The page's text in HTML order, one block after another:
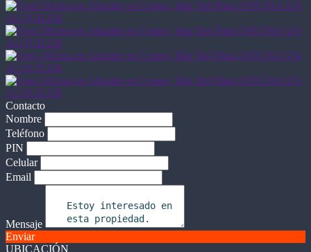
Contacto
Nombre
Teléfono
PIN
Celular
Email
Mensaje
Enviar
UBICACIÓN